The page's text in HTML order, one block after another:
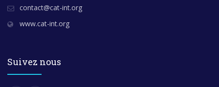
contact@cat-int.org
www.cat-int.org
Suivez nous